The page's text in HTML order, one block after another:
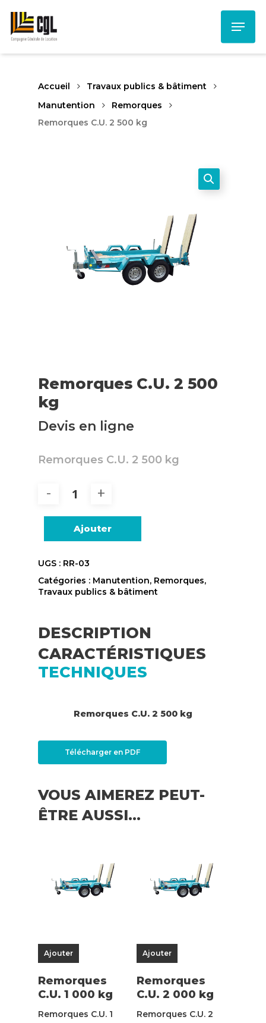
main
content
Menu
Accueil
Travaux publics & bâtiment
Manutention
Remorques
Remorques C.U. 2 500 kg
Remorques C.U. 2 500
kg
Devis en ligne
Remorques C.U. 2 500 kg
Ajouter
UGS : RR-03
Catégories : Manutention, Remorques,
Travaux publics & bâtiment
DESCRIPTION
CARACTÉRISTIQUES
TECHNIQUES
Remorques C.U. 2 500 kg
Télécharger en PDF
VOUS AIMEREZ PEUT-
ÊTRE AUSSI…
Ajouter
Remorques
C.U. 1 000 kg
Remorques C.U. 1
Ajouter
Remorques
C.U. 2 000 kg
Remorques C.U. 2